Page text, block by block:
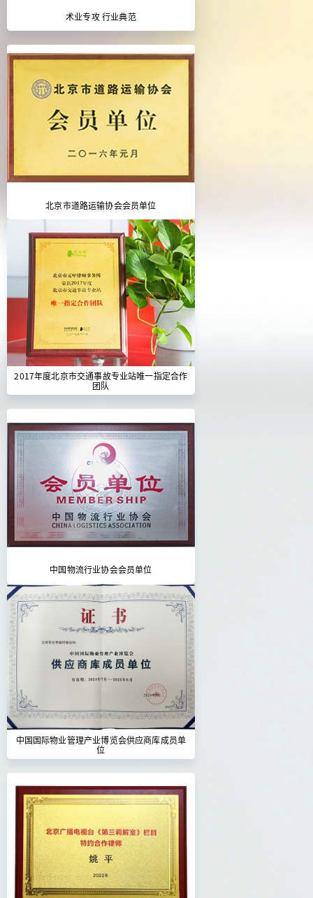
术业专攻 行业典范
北京市道路运输协会会员单位
2017年度北京市交通事故专业站唯一指定合作
团队
中国物流行业协会会员单位
中国国际物业管理产业博览会供应商库成员单
位